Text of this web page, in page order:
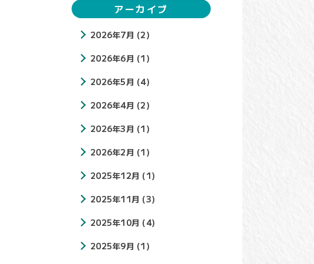
アーカイブ
2026年7月 (2)
2026年6月 (1)
2026年5月 (4)
2026年4月 (2)
2026年3月 (1)
2026年2月 (1)
2025年12月 (1)
2025年11月 (3)
2025年10月 (4)
2025年9月 (1)